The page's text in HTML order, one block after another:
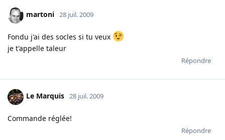
martoni 28 juil. 2009
Fondu j'ai des socles si tu veux
je t'appelle taleur
Répondre
Le Marquis 28 juil. 2009
Commande réglée!
Répondre